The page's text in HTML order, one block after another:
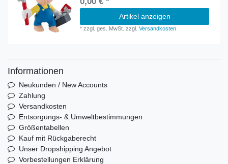
Artikel anzeigen
*zzgl. ges. MwSt. zzgl.Versandkosten
Informationen
Neukunden / New Accounts
Zahlung
Versandkosten
Entsorgungs- & Umweltbestimmungen
Größentabellen
Kauf mit Rückgaberecht
Unser Dropshipping Angebot
Vorbestellungen Erklärung